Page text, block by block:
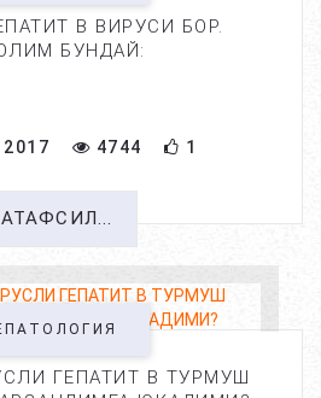
В ВИРУСИ БОР.
БУНДАЙ:
4744 1
ГЕПАТИТ В ТУРМУШ